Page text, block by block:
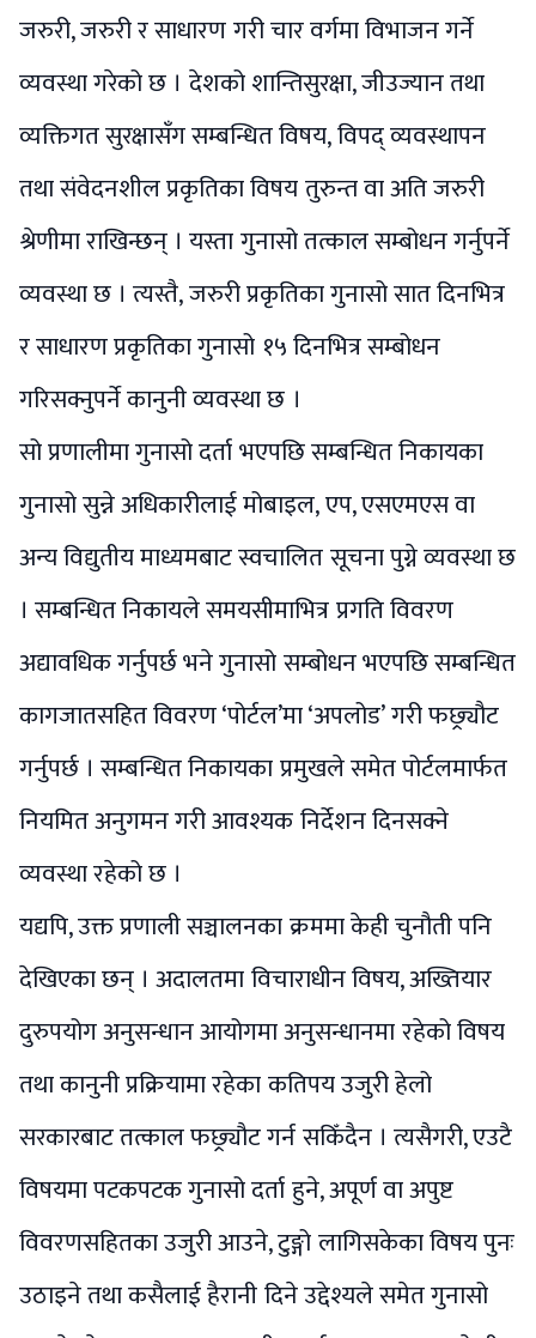
जरुरी, जरुरी र साधारण गरी चार वर्गमा विभाजन गर्ने
व्यवस्था गरेको छ । देशको शान्तिसुरक्षा, जीउज्यान तथा
व्यक्तिगत सुरक्षासँग सम्बन्धित विषय, विपद् व्यवस्थापन
तथा संवेदनशील प्रकृतिका विषय तुरुन्त वा अति जरुरी
श्रेणीमा राखिन्छन् । यस्ता गुनासो तत्काल सम्बोधन गर्नुपर्ने
व्यवस्था छ । त्यस्तै, जरुरी प्रकृतिका गुनासो सात दिनभित्र
र साधारण प्रकृतिका गुनासो १५ दिनभित्र सम्बोधन
गरिसक्नुपर्ने कानुनी व्यवस्था छ ।
सो प्रणालीमा गुनासो दर्ता भएपछि सम्बन्धित निकायका
गुनासो सुन्ने अधिकारीलाई मोबाइल, एप, एसएमएस वा
अन्य विद्युतीय माध्यमबाट स्वचालित सूचना पुग्ने व्यवस्था छ
। सम्बन्धित निकायले समयसीमाभित्र प्रगति विवरण
अद्यावधिक गर्नुपर्छ भने गुनासो सम्बोधन भएपछि सम्बन्धित
कागजातसहित विवरण ‘पोर्टल’मा ‘अपलोड’ गरी फछ्र्यौट
गर्नुपर्छ । सम्बन्धित निकायका प्रमुखले समेत पोर्टलमार्फत
नियमित अनुगमन गरी आवश्यक निर्देशन दिनसक्ने
व्यवस्था रहेको छ ।
यद्यपि, उक्त प्रणाली सञ्चालनका क्रममा केही चुनौती पनि
देखिएका छन् । अदालतमा विचाराधीन विषय, अख्तियार
दुरुपयोग अनुसन्धान आयोगमा अनुसन्धानमा रहेको विषय
तथा कानुनी प्रक्रियामा रहेका कतिपय उजुरी हेलो
सरकारबाट तत्काल फछ्र्यौट गर्न सकिँदैन । त्यसैगरी, एउटै
विषयमा पटकपटक गुनासो दर्ता हुने, अपूर्ण वा अपुष्ट
विवरणसहितका उजुरी आउने, टुङ्गो लागिसकेका विषय पुनः
उठाइने तथा कसैलाई हैरानी दिने उद्देश्यले समेत गुनासो